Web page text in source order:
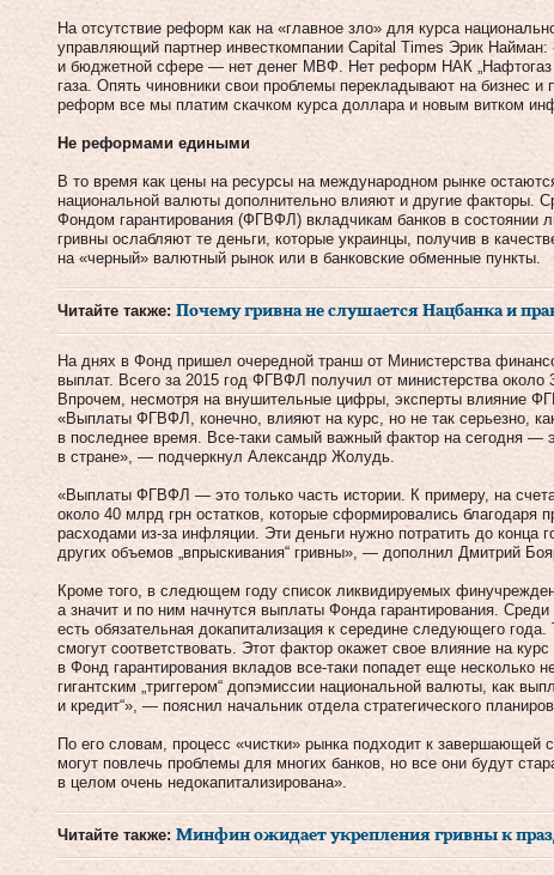
На отсутствие реформ как на «главное зло» для курса
управляющий партнер инвесткомпании Capital Times Эрик
и бюджетной сфере — нет денег МВФ. Нет реформ НАК „Нафтогаз
газа. Опять чиновники свои проблемы перекладывают на бизнес и
реформ все мы платим скачком курса доллара и новым витком
Не реформами едиными
В то время как цены на ресурсы на международном рынке
национальной валюты дополнительно влияют и другие факторы.
Фондом гарантирования (ФГВФЛ) вкладчикам банков в состоянии
гривны ослабляют те деньги, которые украинцы, получив в
на «черный» валютный рынок или в банковские обменные пункты.
Читайте также: Почему гривна не слушается Нацбанка и
На днях в Фонд пришел очередной транш от Министерства
выплат. Всего за 2015 год ФГВФЛ получил от министерства
Впрочем, несмотря на внушительные цифры, эксперты влияние
«Выплаты ФГВФЛ, конечно, влияют на курс, но не так серьезно,
в последнее время. Все-таки самый важный фактор на сегодня —
в стране», — подчеркнул Александр Жолудь.
«Выплаты ФГВФЛ — это только часть истории. К примеру, на
около 40 млрд грн остатков, которые сформировались благодаря
расходами из-за инфляции. Эти деньги нужно потратить до
других объемов „впрыскивания“ гривны», — дополнил Дмитрий
Кроме того, в следющем году список ликвидируемых
а значит и по ним начнутся выплаты Фонда гарантирования.
есть обязательная докапитализация к середине следующего
смогут соответствовать. Этот фактор окажет свое влияние на
в Фонд гарантирования вкладов все-таки попадет еще несколько
гигантским „триггером“ допэмиссии национальной валюты, как
и кредит“», — пояснил начальник отдела стратегического
По его словам, процесс «чистки» рынка подходит к завершающей
могут повлечь проблемы для многих банков, но все они будут
в целом очень недокапитализирована».
Читайте также: Минфин ожидает укрепления гривны к